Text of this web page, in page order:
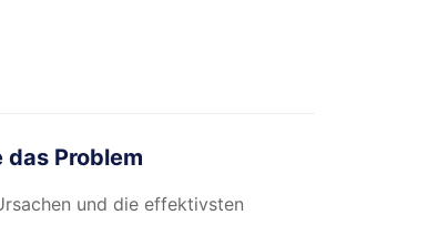
Problem
und die effektivsten